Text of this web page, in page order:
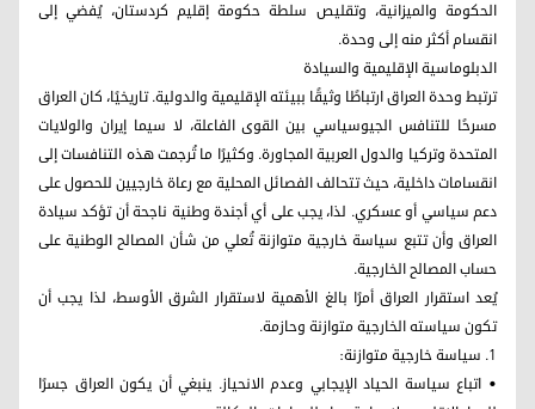
الحكومة والميزانية، وتقليص سلطة حكومة إقليم كردستان، يُفضي إلى
انقسام أكثر منه إلى وحدة.
الدبلوماسية الإقليمية والسيادة
ترتبط وحدة العراق ارتباطًا وثيقًا ببيئته الإقليمية والدولية. تاريخيًا، كان العراق
مسرحًا للتنافس الجيوسياسي بين القوى الفاعلة، لا سيما إيران والولايات
المتحدة وتركيا والدول العربية المجاورة. وكثيرًا ما تُرجمت هذه التنافسات إلى
انقسامات داخلية، حيث تتحالف الفصائل المحلية مع رعاة خارجيين للحصول على
دعم سياسي أو عسكري. لذا، يجب على أي أجندة وطنية ناجحة أن تؤكد سيادة
العراق وأن تتبع سياسة خارجية متوازنة تُعلي من شأن المصالح الوطنية على
حساب المصالح الخارجية.
يُعد استقرار العراق أمرًا بالغ الأهمية لاستقرار الشرق الأوسط، لذا يجب أن
تكون سياسته الخارجية متوازنة وحازمة.
1. سياسة خارجية متوازنة:
• اتباع سياسة الحياد الإيجابي وعدم الانحياز. ينبغي أن يكون العراق جسرًا